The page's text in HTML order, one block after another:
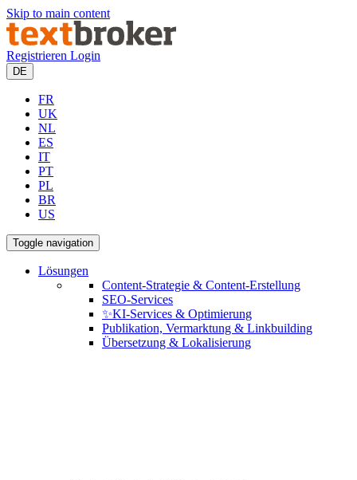
Skip to main content
Registrieren Login
DE
FR
UK
NL
ES
IT
PT
PL
BR
US
Toggle navigation
Lösungen
Content-Strategie & Content-Erstellung
SEO-Services
✨KI-Services & Optimierung
Publikation, Vermarktung & Linkbuilding
Übersetzung & Lokalisierung